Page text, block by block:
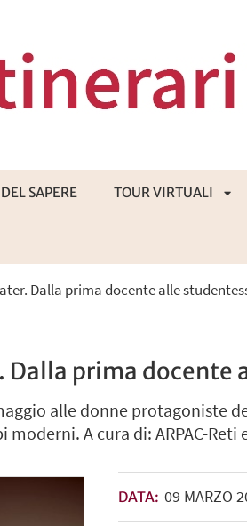
SAPERE TOUR VIRTUALI
Dalla prima docente alle
prima docente
alle donne protagoniste
A cura di: ARPAC-
DATA: 09 MARZO